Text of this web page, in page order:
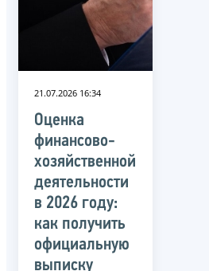
21.07.2026 16:34
Оценка
финансово-
хозяйственной
деятельности
в 2026 году:
как получить
официальную
выписку